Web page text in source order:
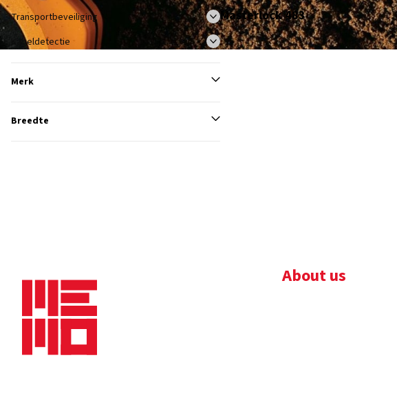
Transportbeveiliging
Kabeldetectie
Merk
Breedte
Masterlock 483
About us